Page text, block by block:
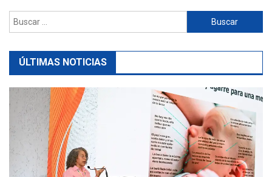
Transparencia
La
Responsabilidad
Buscar:
ÚLTIMAS NOTICIAS